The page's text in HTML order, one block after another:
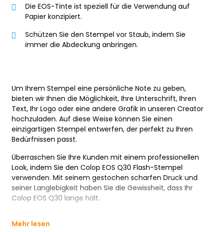
Die EOS-Tinte ist speziell für die Verwendung auf
Papier konzipiert.
Schützen Sie den Stempel vor Staub, indem Sie
immer die Abdeckung anbringen.
Um Ihrem Stempel eine persönliche Note zu geben,
bieten wir Ihnen die Möglichkeit, Ihre Unterschrift, Ihren
Text, Ihr Logo oder eine andere Grafik in unseren Creator
hochzuladen. Auf diese Weise können Sie einen
einzigartigen Stempel entwerfen, der perfekt zu Ihren
Bedürfnissen passt.
Überraschen Sie Ihre Kunden mit einem professionellen
Look, indem Sie den Colop EOS Q30 Flash-Stempel
verwenden. Mit seinem gestochen scharfen Druck und
seiner Langlebigkeit haben Sie die Gewissheit, dass Ihr
Colop EOS Q30 lange hält.
Mehr lesen